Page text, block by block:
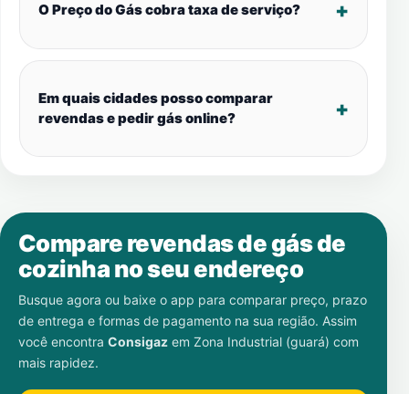
O Preço do Gás cobra taxa de serviço?
Em quais cidades posso comparar
revendas e pedir gás online?
Compare revendas de gás de
cozinha no seu endereço
Busque agora ou baixe o app para comparar preço, prazo
de entrega e formas de pagamento na sua região. Assim
você encontra Consigaz em Zona Industrial (guará) com
mais rapidez.